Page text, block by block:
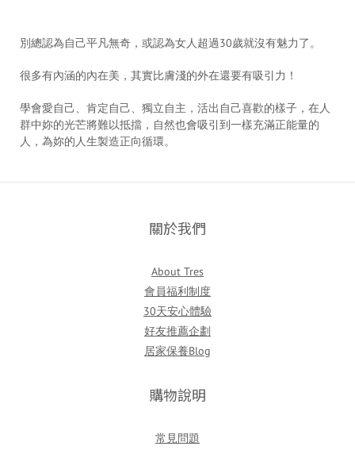
別總認為自己平凡無奇，或認為女人超過30歲就沒有魅力了。
很多有內涵的內在美，其實比膚淺的外在還要有吸引力！
學會愛自己、肯定自己、獨立自主，活出自己喜歡的樣子，在人
群中妳的光芒將難以抵擋，自然也會吸引到一樣充滿正能量的
人，為妳的人生製造正向循環。
關於我們
About Tres
會員福利制度
30天安心體驗
好友推薦企劃
居家保養Blog
購物說明
常見問題